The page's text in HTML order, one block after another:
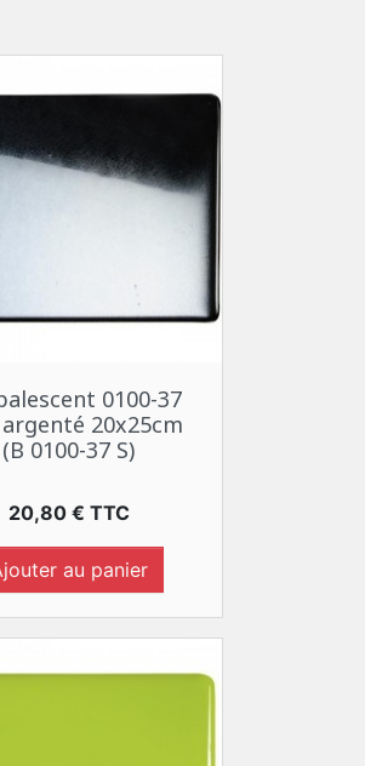
Aperçu rapide0100-37
20x25cm
(B 0100-37 S)
Prix
20,80 € TTC
au panier